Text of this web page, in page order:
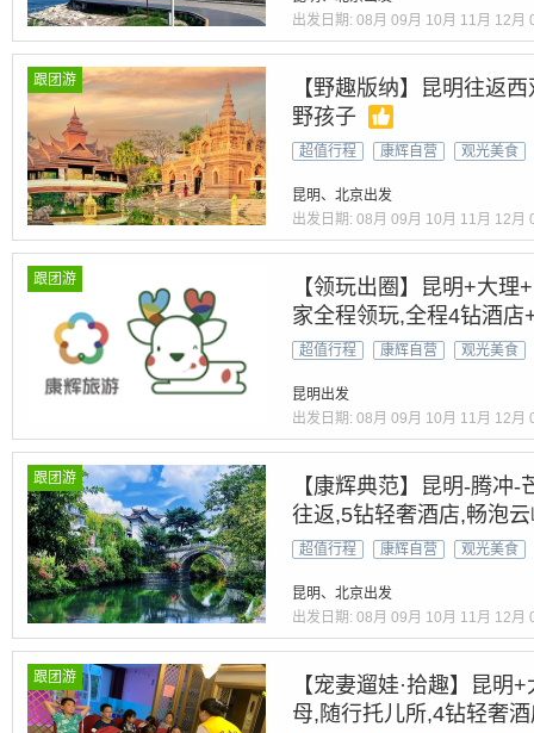
出发日期: 08月 09月 10月 11月 12月
跟团游
【野趣版纳】昆明往返
野孩子
超值行程 康辉自营 观光美食
昆明、北京出发
出发日期: 08月 09月 10月 11月 12月
跟团游
【领玩出圈】昆明+大
家全程领玩,全程4钻酒
超值行程 康辉自营 观光美食
昆明出发
出发日期: 08月 09月 10月 11月 12月
跟团游
【康辉典范】昆明-腾冲
往返,5钻轻奢酒店,畅泡
超值行程 康辉自营 观光美食
昆明、北京出发
出发日期: 08月 09月 10月 11月 12月
跟团游
【宠妻遛娃·拾趣】昆明
母,随行托儿所,4钻轻奢